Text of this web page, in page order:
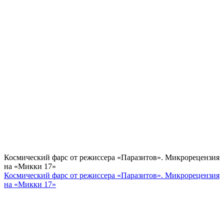
Космический фарс от режиссера «Паразитов». Микрорецензия
на «Микки 17»
Космический фарс от режиссера «Паразитов». Микрорецензия
на «Микки 17»